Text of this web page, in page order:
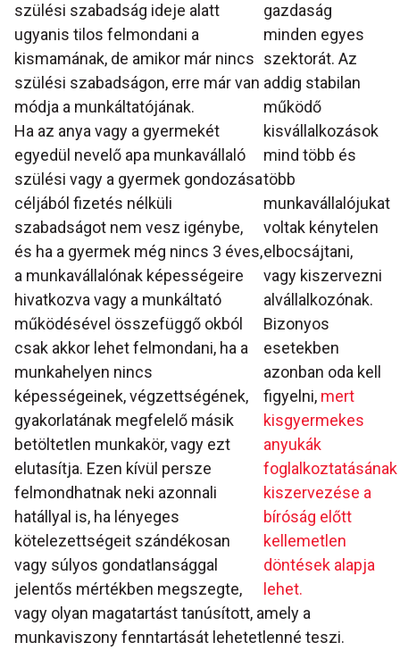
gazdaság
minden egyes
szektorát. Az
addig stabilan
működő
kisvállalkozások
mind több és
több
munkavállalójukat
voltak kénytelen
elbocsájtani,
vagy kiszervezni
alvállalkozónak.
Bizonyos
esetekben
azonban oda kell
figyelni, mert
kisgyermekes
anyukák
foglalkoztatásának
kiszervezése a
bíróság előtt
kellemetlen
döntések alapja
lehet.
szülési szabadság ideje alatt
ugyanis tilos felmondani a
kismamának, de amikor már nincs
szülési szabadságon, erre már van
módja a munkáltatójának.
Ha az anya vagy a gyermekét
egyedül nevelő apa munkavállaló
szülési vagy a gyermek gondozása
céljából fizetés nélküli
szabadságot nem vesz igénybe,
és ha a gyermek még nincs 3 éves,
a munkavállalónak képességeire
hivatkozva vagy a munkáltató
működésével összefüggő okból
csak akkor lehet felmondani, ha a
munkahelyen nincs
képességeinek, végzettségének,
gyakorlatának megfelelő másik
betöltetlen munkakör, vagy ezt
elutasítja. Ezen kívül persze
felmondhatnak neki azonnali
hatállyal is, ha lényeges
kötelezettségeit szándékosan
vagy súlyos gondatlansággal
jelentős mértékben megszegte,
vagy olyan magatartást tanúsított, amely a
munkaviszony fenntartását lehetetlenné teszi.